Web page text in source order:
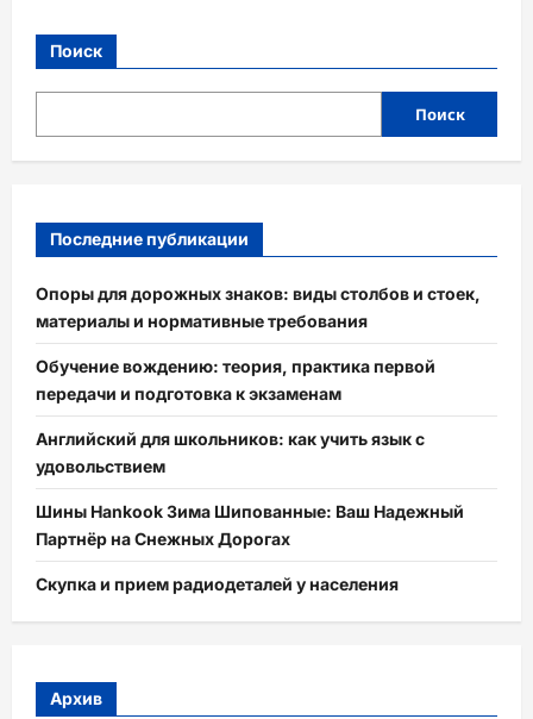
Поиск
Поиск
Последние публикации
Опоры для дорожных знаков: виды столбов и стоек,
материалы и нормативные требования
Обучение вождению: теория, практика первой
передачи и подготовка к экзаменам
Английский для школьников: как учить язык с
удовольствием
Шины Hankook Зима Шипованные: Ваш Надежный
Партнёр на Снежных Дорогах
Скупка и прием радиодеталей у населения
Архив